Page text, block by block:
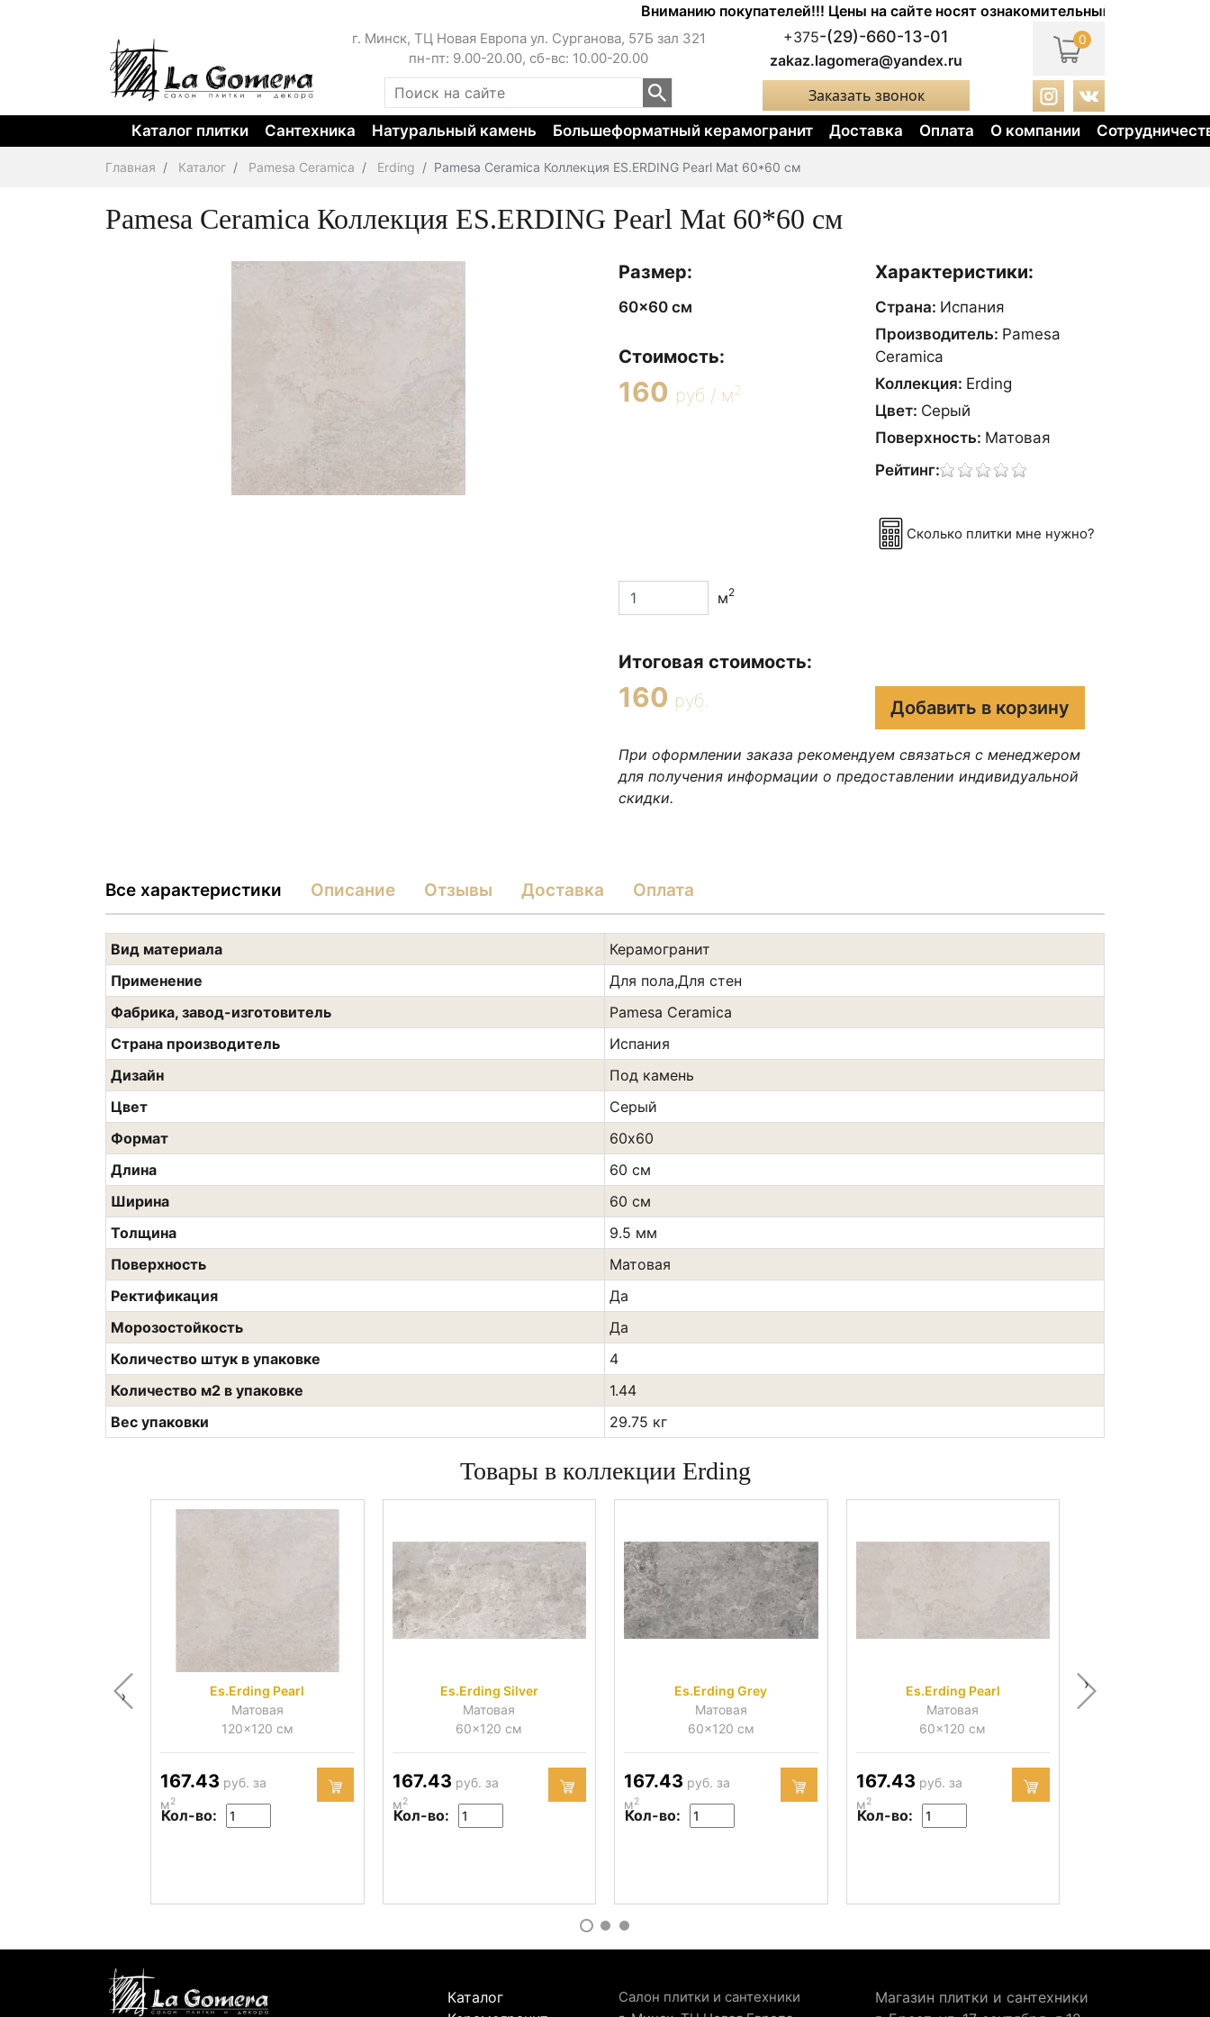
Вниманию покупателей!!! Цены на сайте носят ознакомительный характер.
г. Минск, ТЦ Новая Европа ул. Сурганова, 57Б зал 321
пн-пт: 9.00-20.00, сб-вс: 10.00-20.00
+375-(29)-660-13-01
zakaz.lagomera@yandex.ru
Заказать звонок
0
Каталог плитки Сантехника Натуральный камень Большеформатный керамогранит Доставка Оплата О компании
Главная Каталог Pamesa Ceramica Erding Pamesa Ceramica Коллекция ES.ERDING Pearl Mat 60*60 см
Pamesa Ceramica Коллекция ES.ERDING Pearl Mat 60*60 см
Размер:
60x60 см
Стоимость:
160 руб / м2
Характеристики:
Страна: Испания
Производитель: Pamesa
Ceramica
Коллекция: Erding
Цвет: Сeрый
Поверхность: Матовая
Рейтинг:
Сколько плитки мне нужно?
м2
Итоговая стоимость:
160 руб. Добавить в корзину
При оформлении заказа рекомендуем связаться с менеджером
для получения информации о предоставлении индивидуальной
скидки.
Все характеристики Описание Отзывы Доставка Оплата
Вид материала
Керамогранит
Применение
Для пола,Для стен
Фабрика, завод-изготовитель
Pamesa Ceramica
Страна производитель
Испания
Дизайн
Под камень
Цвет
Сeрый
Формат
60х60
Длина
60 см
Ширина
60 см
Толщина
9.5 мм
Поверхность
Матовая
Ректификация
Да
Морозостойкость
Да
Количество штук в упаковке
4
Количество м2 в упаковке
1.44
Вес упаковки
29.75 кг
Товары в коллекции Erding
Es.Erding Pearl
Матовая
120x120 см
167.43 руб. за
м2
Кол-во:
Es.Erding Silver
Матовая
60x120 см
167.43 руб. за
м2
Кол-во:
Es.Erding Grey
Матовая
60x120 см
167.43 руб. за
м2
Кол-во:
Es.Erding Pearl
Матовая
60x120 см
167.43 руб. за
м2
Кол-во:
‹
›
Каталог
Салон плитки и сантехники
Магазин плитки и сантехники